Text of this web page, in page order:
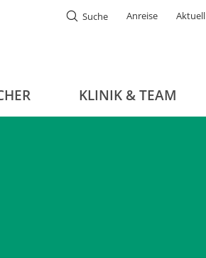
Suche Anreise Aktuell
KLINIK & TEAM